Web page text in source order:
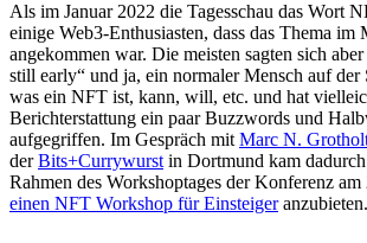
Als im Januar 2022 die Tagesschau das Wort
einige Web3-Enthusiasten, dass das Thema im
angekommen war. Die meisten sagten sich
still early“ und ja, ein normaler Mensch auf der
was ein NFT ist, kann, will, etc. und hat
Berichterstattung ein paar Buzzwords und
aufgegriffen. Im Gespräch mitMarc N.
derBits+Currywurstin Dortmund kam
Rahmen des Workshoptages der Konferenz
einen NFT Workshop für Einsteigeranzubieten.